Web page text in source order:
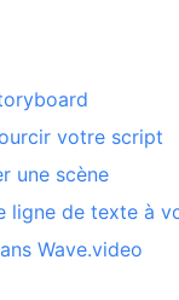
votre script
une scène
ligne de texte à
Wave.video